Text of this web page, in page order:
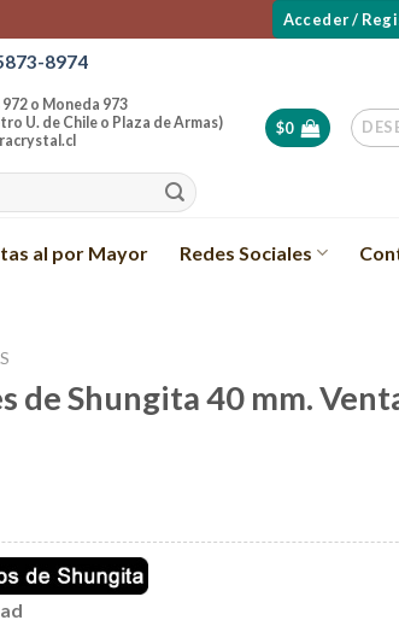
Acceder /
8974
973
de Chile o Plaza de Armas)
$0
al por Mayor Redes Sociales
de Shungita 40 mm.